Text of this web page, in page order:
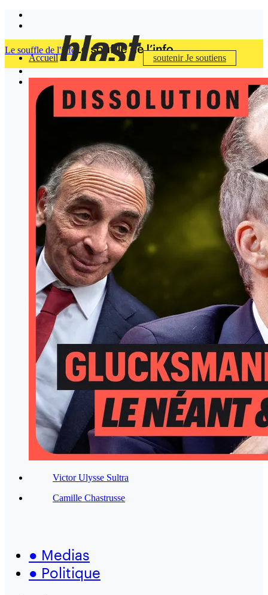
Accueil soutenirJe soutiens
Le souffle de l'info
Victor Ulysse Sultra
Camille Chastrusse
● Medias
● Politique